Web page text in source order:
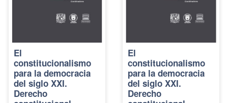
El
constitucionalismo
para la democracia
del siglo XXI.
Derecho
El
constitucionalismo
para la democracia
del siglo XXI.
Derecho